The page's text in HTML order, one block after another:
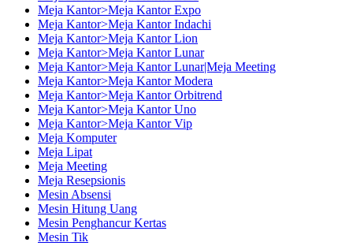
Meja Kantor>Meja Kantor Expo
Meja Kantor>Meja Kantor Indachi
Meja Kantor>Meja Kantor Lion
Meja Kantor>Meja Kantor Lunar
Meja Kantor>Meja Kantor Lunar|Meja Meeting
Meja Kantor>Meja Kantor Modera
Meja Kantor>Meja Kantor Orbitrend
Meja Kantor>Meja Kantor Uno
Meja Kantor>Meja Kantor Vip
Meja Komputer
Meja Lipat
Meja Meeting
Meja Resepsionis
Mesin Absensi
Mesin Hitung Uang
Mesin Penghancur Kertas
Mesin Tik